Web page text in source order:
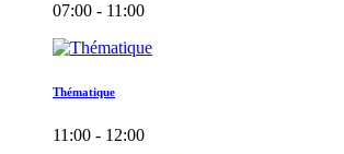
07:00 - 11:00
Thématique
11:00 - 12:00